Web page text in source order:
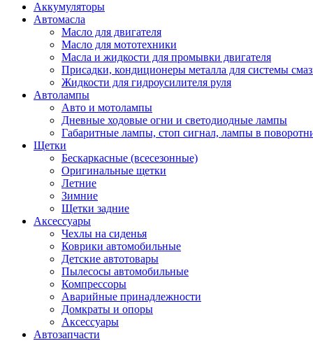
Аккумуляторы
Автомасла
Масло для двигателя
Масло для мототехники
Масла и жидкости для промывки двигателя
Присадки, кондиционеры металла для системы
Жидкости для гидроусилителя руля
Автолампы
Авто и мотолампы
Дневные ходовые огни и светодиодные лампы
Габаритные лампы, стоп сигнал, лампы в
Щетки
Бескаркасные (всесезонные)
Оригинальные щетки
Летние
Зимние
Щетки задние
Аксессуары
Чехлы на сиденья
Коврики автомобильные
Детские автотовары
Пылесосы автомобильные
Компрессоры
Аварийные принадлежности
Домкраты и опоры
Аксессуары
Автозапчасти